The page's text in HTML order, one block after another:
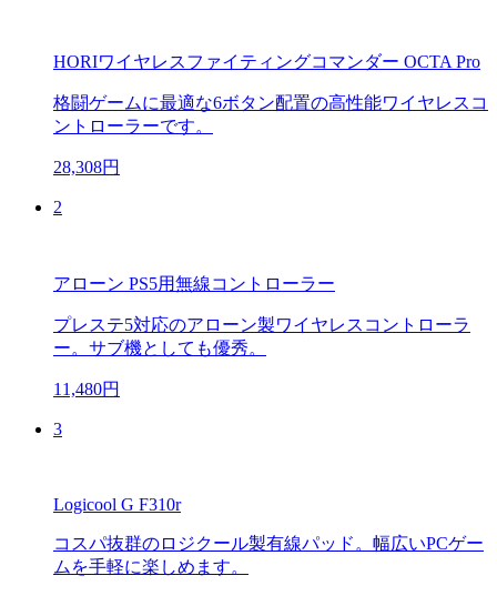
HORIワイヤレスファイティングコマンダー OCTA Pro
格闘ゲームに最適な6ボタン配置の高性能ワイヤレスコ
ントローラーです。
28,308円
2
アローン PS5用無線コントローラー
プレステ5対応のアローン製ワイヤレスコントローラ
ー。サブ機としても優秀。
11,480円
3
Logicool G F310r
コスパ抜群のロジクール製有線パッド。幅広いPCゲー
ムを手軽に楽しめます。